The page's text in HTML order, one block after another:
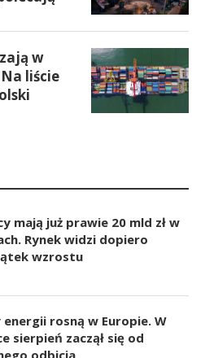
w
liście
mają już prawie 20 mld zł w
Rynek widzi dopiero
wzrostu
energii rosną w Europie. W
sierpień zaczął się od
odbicia